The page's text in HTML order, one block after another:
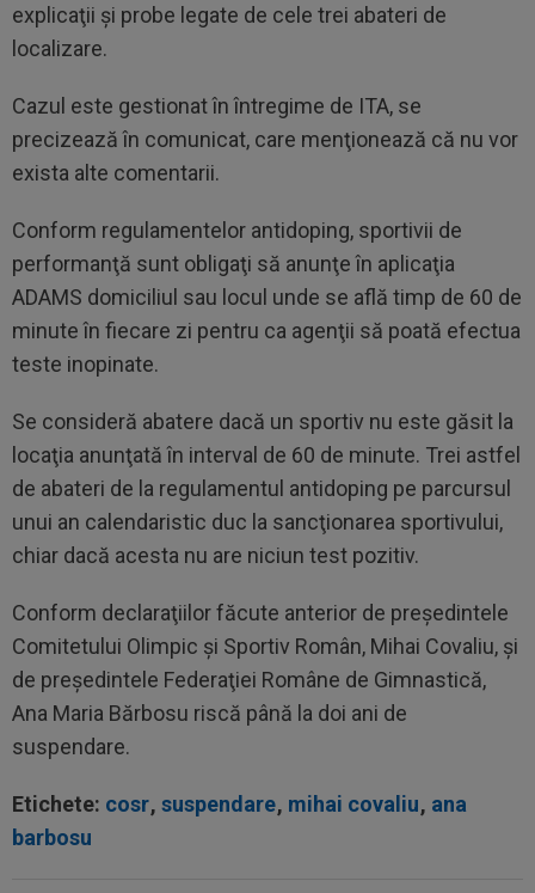
explicaţii şi probe legate de cele trei abateri de
localizare.
Cazul este gestionat în întregime de ITA, se
precizează în comunicat, care menţionează că nu vor
exista alte comentarii.
Conform regulamentelor antidoping, sportivii de
performanţă sunt obligaţi să anunţe în aplicaţia
ADAMS domiciliul sau locul unde se află timp de 60 de
minute în fiecare zi pentru ca agenţii să poată efectua
teste inopinate.
Se consideră abatere dacă un sportiv nu este găsit la
locaţia anunţată în interval de 60 de minute. Trei astfel
de abateri de la regulamentul antidoping pe parcursul
unui an calendaristic duc la sancţionarea sportivului,
chiar dacă acesta nu are niciun test pozitiv.
Conform declaraţiilor făcute anterior de preşedintele
Comitetului Olimpic şi Sportiv Român, Mihai Covaliu, şi
de preşedintele Federaţiei Române de Gimnastică,
Ana Maria Bărbosu riscă până la doi ani de
suspendare.
Etichete: cosr, suspendare, mihai covaliu, ana
barbosu